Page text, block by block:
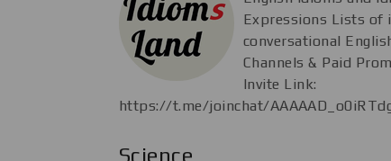
Expressions Lists of
conversational
Channels & Paid
Invite Link:
https://t.me/joinchat/
Science